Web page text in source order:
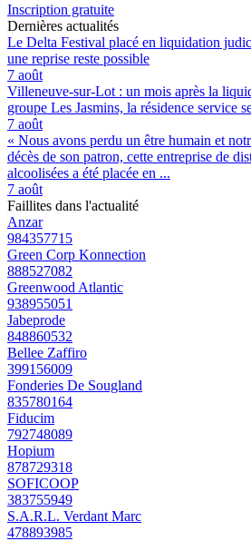
Inscription gratuite
Dernières actualités
Le Delta Festival placé en liquidation
une reprise reste possible
7 août
Villeneuve-sur-Lot : un mois après la
groupe Les Jasmins, la résidence service
7 août
« Nous avons perdu un être humain et
décès de son patron, cette entreprise de
alcoolisées a été placée en ...
7 août
Faillites dans l'actualité
Anzar
984357715
Green Corp Konnection
888527082
Greenwood Atlantic
938955051
Jabeprode
848860532
Bellee Zaffiro
399156009
Fonderies De Sougland
835780164
Fiducim
792748089
Hopium
878729318
SOFICOOP
383755949
S.A.R.L. Verdant Marc
478893985